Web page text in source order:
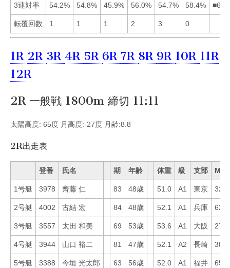
3連対率 54.2% 54.8% 45.9% 56.0% 54.7% 58.4%
転覆回数 1 1 1 2 3 0
1R 2R 3R 4R 5R 6R 7R 8R 9R 10R 11R
12R
2R 一般戦 1800m 締切 11:11
太陽高度: 65度 月高度:-27度 月齢:8.8
2R出走表
登番 氏名 期 年齢 体重 級 支部 Mo
1号艇 3978 齊藤 仁 83 48歳 51.0 A1 東京 32
2号艇 4002 古結 宏 84 48歳 52.1 A1 兵庫 62
3号艇 3557 太田 和美 69 53歳 53.6 A1 大阪 27
4号艇 3944 山口 裕二 81 47歳 52.1 A2 長崎 38
5号艇 3388 今垣 光太郎 63 56歳 52.0 A1 福井 65